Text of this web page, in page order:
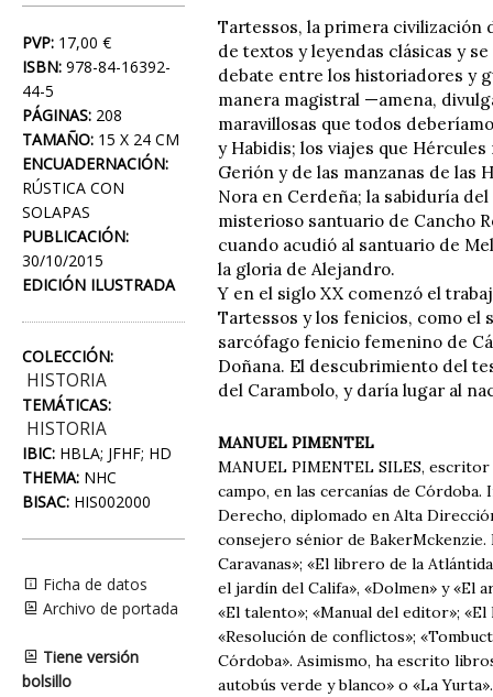
PVP: 17,00 €
ISBN: 978-84-16392-
44-5
PÁGINAS: 208
TAMAÑO: 15 X 24 CM
ENCUADERNACIÓN:
RÚSTICA CON
SOLAPAS
PUBLICACIÓN:
30/10/2015
EDICIÓN ILUSTRADA
COLECCIÓN:
HISTORIA
TEMÁTICAS:
HISTORIA
IBIC: HBLA; JFHF; HD
THEMA: NHC
BISAC: HIS002000
Ficha de datos
Archivo de portada
Tiene versión
bolsillo
Tartessos, la primera civilización
de textos y leyendas clásicas y
debate entre los historiadores y
manera magistral —amena,
maravillosas que todos
y Habidis; los viajes que
Gerión y de las manzanas de
Nora en Cerdeña; la sabiduría
misterioso santuario de Cancho
cuando acudió al santuario de
la gloria de Alejandro.
Y en el siglo XX comenzó el
Tartessos y los fenicios, como el
sarcófago fenicio femenino de
Doñana. El descubrimiento del
del Carambolo, y daría lugar al
MANUEL PIMENTEL
MANUEL PIMENTEL SILES, escritor
campo, en las cercanías de
Derecho, diplomado en Alta
consejero sénior de BakerMckenzie.
Caravanas»; «El librero de la
el jardín del Califa», «Dolmen» y «El
«El talento»; «Manual del editor»;
«Resolución de conflictos»;
Córdoba». Asimismo, ha escrito
autobús verde y blanco» o «La